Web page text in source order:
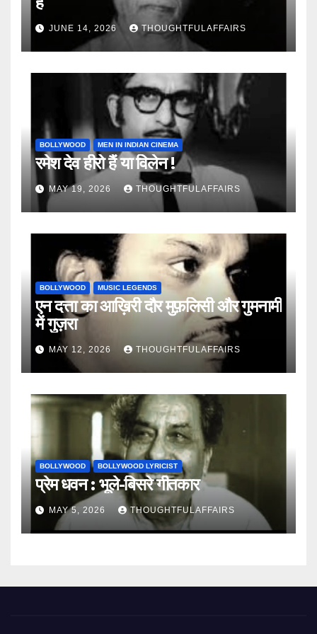
JUNE 14, 2026 THOUGHTFULAFFAIRS
BOLLYWOOD MEN IN INDIAN CINEMA
रमेश देव हीरो हैं या विलेन !
MAY 19, 2026 THOUGHTFULAFFAIRS
BOLLYWOOD MUSIC LEGENDS
एन दत्ता का आख़िरी दौर मुफ़लिसी और गुमनामी
में गुज़रा
MAY 12, 2026 THOUGHTFULAFFAIRS
BOLLYWOOD BOLLYWOOD LYRICIST
प्रेम धवन : भूले-बिसरे गीतकार
MAY 5, 2026 THOUGHTFULAFFAIRS